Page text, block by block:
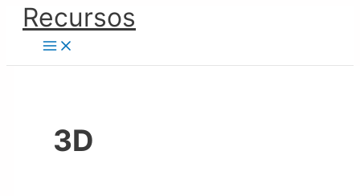
contenido
Recursos
3D
Video
Animado
Automóvil
/
Diseño
Recursos
Digitales
Creativos
Animation
Video